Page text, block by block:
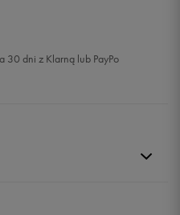
30 dni z Klarną lub PayPo